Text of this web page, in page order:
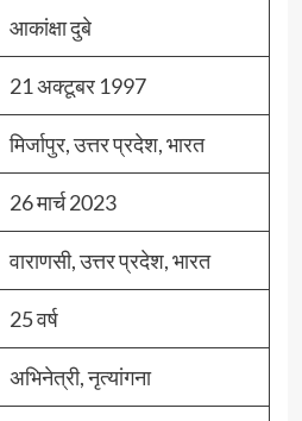
आकांक्षा दुबे
21 अक्टूबर 1997
मिर्जापुर, उत्तर प्रदेश, भारत
26 मार्च 2023
वाराणसी, उत्तर प्रदेश, भारत
25 वर्ष
अभिनेत्री, नृत्यांगना